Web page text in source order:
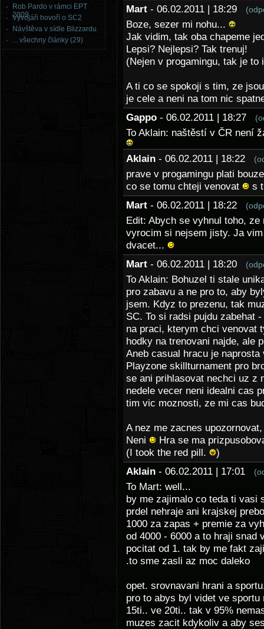
Rob Pardo v rámci EPT
2009
Vývojáři hovoří o SC2
Návštěva v sídle Blizzardu
... všechny články (29)
Mart - 06.02.2011 | 18:29
Boze, sezer mi nohu...
Jak vidim, tak oba chapeme
Lepsi? Nejlepsi? Tak trenuj!
(Nejen v progamingu, tak je
A ti co se spokoji s tim, ze
je cele a neni na tom nic
Gappo - 06.02.2011 | 18:27
To Aklain: naštěstí v ČR není
Aklain - 06.02.2011 | 18:22
prave v progamingu plati
co se tomu chteji venovat
s
Mart - 06.02.2011 | 18:22
Edit: Abych se vyhnul toho,
vyrocim si nejsem jisty. Ja
dvacet...
Mart - 06.02.2011 | 18:20
To Aklain: Bohuzel ti stale
pro zabavu a ne pro to, aby
jsem. Kdyz to prezenu, tak
SC. To si radsi pujdu zabehat
na praci, kterym chci venovat
hodky na trenovani najde, ale
Aneb casual hracu je
Playzone skillturnament pro
se ani prihlasovat nechci uz z
nedele vecer neni idealni cas
tim vic moznosti, ze mi cas
A nez me zacnes
Neni
Hra se ma
(I took the red pill.
)
Aklain - 06.02.2011 | 17:01
To Mart: well...
by me zajimalo co teda ti vasi
prdel nehraje ani krajskej
1000 za zapas + premie za
od 4000 - 6000 a to hraji snad
pocitat od 1. tak by me fakt
.to sme zasli az moc daleko
opet. srovnavani hrani a
pro to abys byl videt ve
15ti.. ve 20ti.. tak v 95%
muzes zacit kdykoliv a aby